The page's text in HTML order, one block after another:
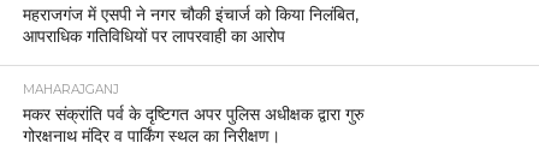
महराजगंज में एसपी ने नगर चौकी इंचार्ज को किया निलंबित,
आपराधिक गतिविधियों पर लापरवाही का आरोप
MAHARAJGANJ
मकर संक्रांति पर्व के दृष्टिगत अपर पुलिस अधीक्षक द्वारा गुरु
गोरक्षनाथ मंदिर व पार्किंग स्थल का निरीक्षण।